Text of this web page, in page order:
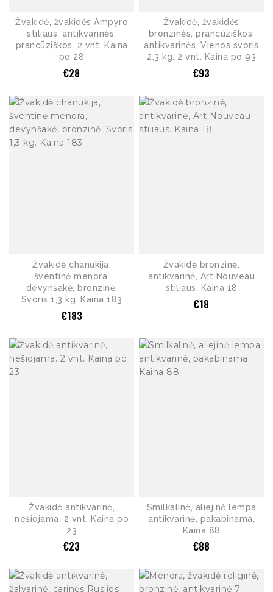
Žvakidė, žvakidės Ampyro
stiliaus, antikvarinės,
prancūziškos. 2 vnt. Kaina
po 28
€28
Žvakidė, žvakidės
bronzinės, prancūziškos,
antikvarinės. Vienos svoris
2,3 kg. 2 vnt. Kaina po 93
€93
Žvakidė chanukija,
šventinė menora,
devynšakė, bronzinė.
Svoris 1,3 kg. Kaina 183
€183
Žvakidė bronzinė,
antikvarinė, Art Nouveau
stiliaus. Kaina 18
€18
Žvakidė antikvarinė,
nešiojama. 2 vnt. Kaina po
23
€23
Smilkalinė, aliejinė lempa
antikvarinė, pakabinama.
Kaina 88
€88